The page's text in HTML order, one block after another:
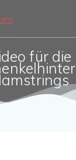
für die